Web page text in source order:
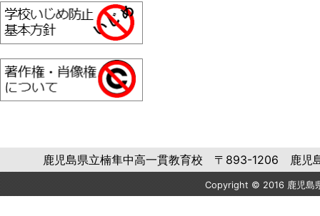
鹿児島県立楠隼中高一貫教育校 〒893-1206 鹿
Copyright © 2016 鹿児島